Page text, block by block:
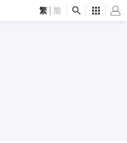
繁 简